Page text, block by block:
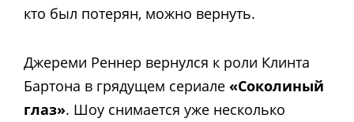
кто был потерян, можно вернуть.
Джереми Реннер вернулся к роли Клинта
Бартона в грядущем сериале «Соколиный
глаз». Шоу снимается уже несколько